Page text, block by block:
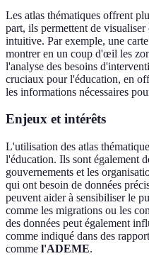
Les atlas thématiques offrent
part, ils permettent de
intuitive. Par exemple, une
montrer en un coup d'œil les
l'analyse des besoins
cruciaux pour l'éducation, en
les informations nécessaires
Enjeux et intérêts
L'utilisation des atlas
l'éducation. Ils sont également
gouvernements et les
qui ont besoin de données
peuvent aider à sensibiliser le
comme les migrations ou les
des données peut également
comme indiqué dans des
comme l'ADEME.